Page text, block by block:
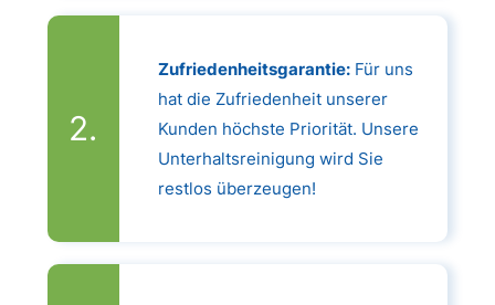
Zufriedenheitsgarantie:Für uns
hat die Zufriedenheit unserer
Kunden höchste Priorität. Unsere
Unterhaltsreinigung wird Sie
restlos überzeugen!